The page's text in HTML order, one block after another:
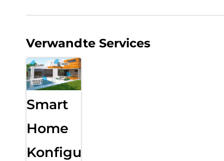
Verwandte Services
Smart
Home
Konfiguration